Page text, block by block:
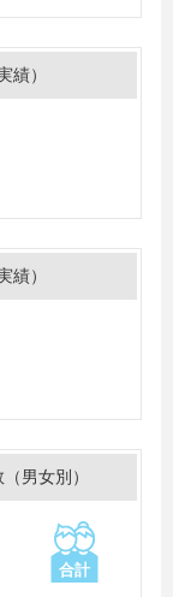
績）
績）
男女別）